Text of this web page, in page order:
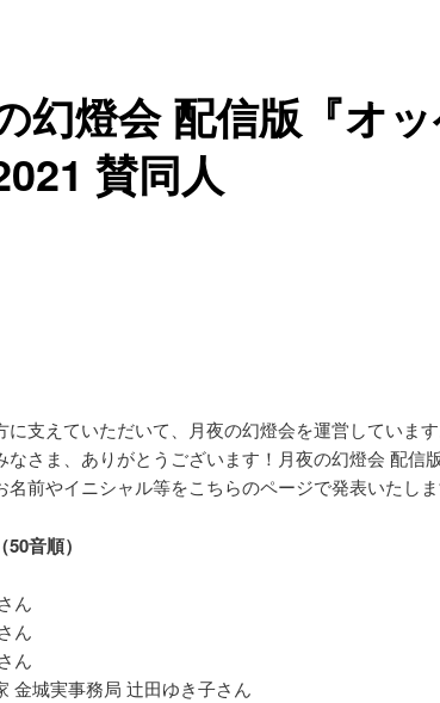
幻燈会 配信版『オ
賛同人
に支えていただいて、月夜の幻燈会を運営していま
なさま、ありがとうございます！月夜の幻燈会 配信
名前やイニシャル等をこちらのページで発表いたしま
50音順）
ん
ん
ん
金城実事務局 辻田ゆき子さん